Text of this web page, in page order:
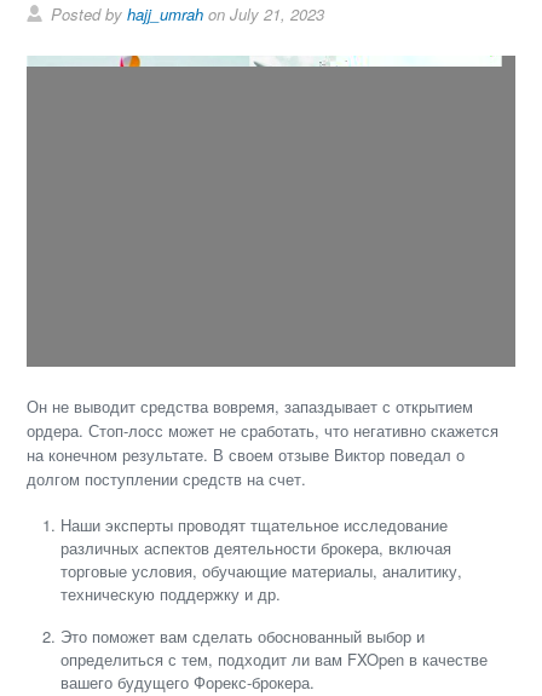
Posted byhajj_umrah on July 21, 2023
Он не выводит средства вовремя, запаздывает с открытием
ордера. Стоп-лосс может не сработать, что негативно скажется
на конечном результате. В своем отзыве Виктор поведал о
долгом поступлении средств на счет.
Наши эксперты проводят тщательное исследование
различных аспектов деятельности брокера, включая
торговые условия, обучающие материалы, аналитику,
техническую поддержку и др.
Это поможет вам сделать обоснованный выбор и
определиться с тем, подходит ли вам FXOpen в качестве
вашего будущего Форекс-брокера.